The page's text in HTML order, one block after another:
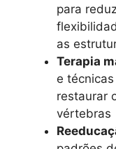
para
as
Terapia
e
restaurar
vértebras